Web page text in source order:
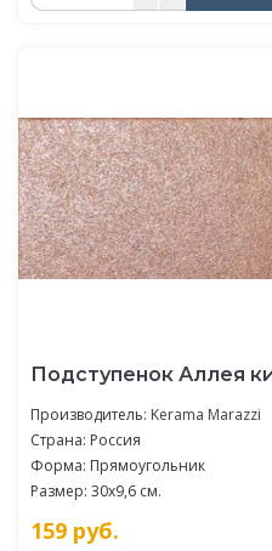
Подступенок Аллея
Производитель: Kerama Marazzi
Страна: Россия
Форма: Прямоугольник
Размер: 30x9,6 см.
159 руб.